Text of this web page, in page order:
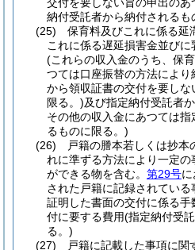
納付受託者から納付されるも
(25)
保育料及びこれに係る延
これに係る遅延損害金並び
(これらの収入金のうち、保
つては口座振替の方法により
から領収証書の交付を要し
限る。)及び指定納付受託者
その他の収入金にあつては
るものに限る。)
(26)
戸籍の謄本若しくは抄本
れに準ずる方法により一定の
ができる物を含む。 第29号
された戸籍に記録されてい
証明した書面の交付に係る
付に要する費用(指定納付受
る。)
(27)
戸籍に記載した事項に